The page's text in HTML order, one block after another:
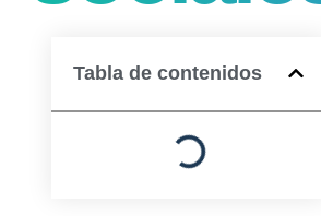
Tabla de contenidos